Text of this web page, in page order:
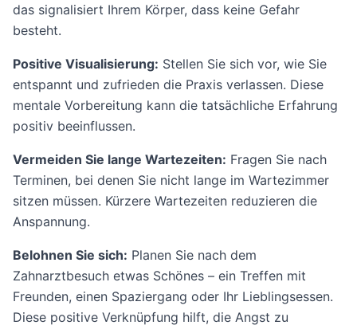
das signalisiert Ihrem Körper, dass keine Gefahr
besteht.
Positive Visualisierung: Stellen Sie sich vor, wie Sie
entspannt und zufrieden die Praxis verlassen. Diese
mentale Vorbereitung kann die tatsächliche Erfahrung
positiv beeinflussen.
Vermeiden Sie lange Wartezeiten: Fragen Sie nach
Terminen, bei denen Sie nicht lange im Wartezimmer
sitzen müssen. Kürzere Wartezeiten reduzieren die
Anspannung.
Belohnen Sie sich: Planen Sie nach dem
Zahnarztbesuch etwas Schönes – ein Treffen mit
Freunden, einen Spaziergang oder Ihr Lieblingsessen.
Diese positive Verknüpfung hilft, die Angst zu